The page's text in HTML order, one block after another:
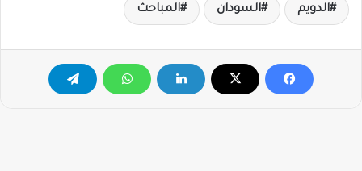
الدويم السودان المباحث